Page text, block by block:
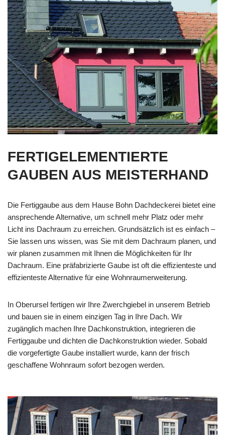
FERTIGELEMENTIERTE
GAUBEN AUS MEISTERHAND
Die Fertiggaube aus dem Hause Bohn Dachdeckerei bietet eine
ansprechende Alternative, um schnell mehr Platz oder mehr
Licht ins Dachraum zu erreichen. Grundsätzlich ist es einfach –
Sie lassen uns wissen, was Sie mit dem Dachraum planen, und
wir planen zusammen mit Ihnen die Möglichkeiten für Ihr
Dachraum. Eine präfabrizierte Gaube ist oft die effizienteste und
effizienteste Alternative für eine Wohnraumerweiterung.
In Oberursel fertigen wir Ihre Zwerchgiebel in unserem Betrieb
und bauen sie in einem einzigen Tag in Ihre Dach. Wir
zugänglich machen Ihre Dachkonstruktion, integrieren die
Fertiggaube und dichten die Dachkonstruktion wieder. Sobald
die vorgefertigte Gaube installiert wurde, kann der frisch
geschaffene Wohnraum sofort bezogen werden.